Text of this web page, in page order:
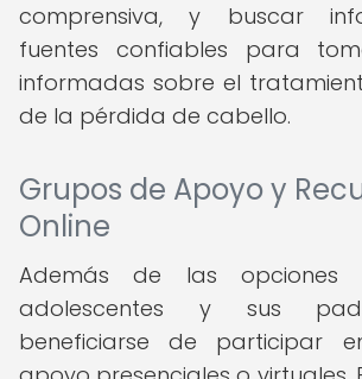
comprensiva, y buscar
fuentes confiables para
informadas sobre el
de la pérdida de cabello.
Grupos de Apoyo y
Online
Además de las opciones
adolescentes y sus
beneficiarse de participar